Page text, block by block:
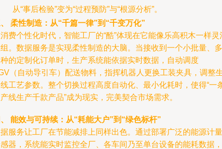
从“事后检验”变为“过程预防”与“根源分析”。
柔性制造：从“千篇一律”到“千变万化”
费个性化时代，智能工厂的“酷”体现在它能像乐高积木一样灵
。数据服务是实现柔性制造的大脑。当接收到一个小批量、多
的定制化订单时，生产系统能依据实时数据，自动调度
（自动导引车）配送物料，指挥机器人更换工装夹具，调整
工艺参数。整个切换过程高度自动化、最小化耗时，使得“一
线生产千款产品”成为现实，完美契合市场需求。
能效与可持续：从“耗能大户”到“绿色标杆”
服务让工厂在节能减排上同样出色。通过部署广泛的能源计量
器，系统能实时监控全厂、各车间乃至单台设备的能耗数据，